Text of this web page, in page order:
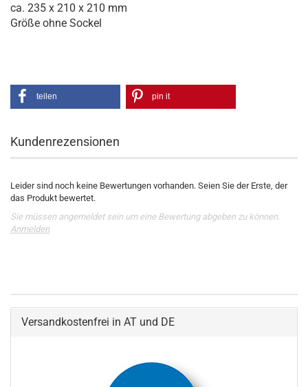
ca. 235 x 210 x 210 mm
Größe ohne Sockel
teilen pin it
Kundenrezensionen
Leider sind noch keine Bewertungen vorhanden. Seien Sie der Erste, der
das Produkt bewertet.
Sie müssen angemeldet sein um eine Bewertung abgeben zu können.
Anmelden
Versandkostenfrei in AT und DE